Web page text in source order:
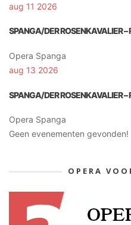
aug 11 2026
SPANGA/DER ROSENKAVALIER –
Opera Spanga
aug 13 2026
SPANGA/DER ROSENKAVALIER –
Opera Spanga
Geen evenementen gevonden!
OPERA